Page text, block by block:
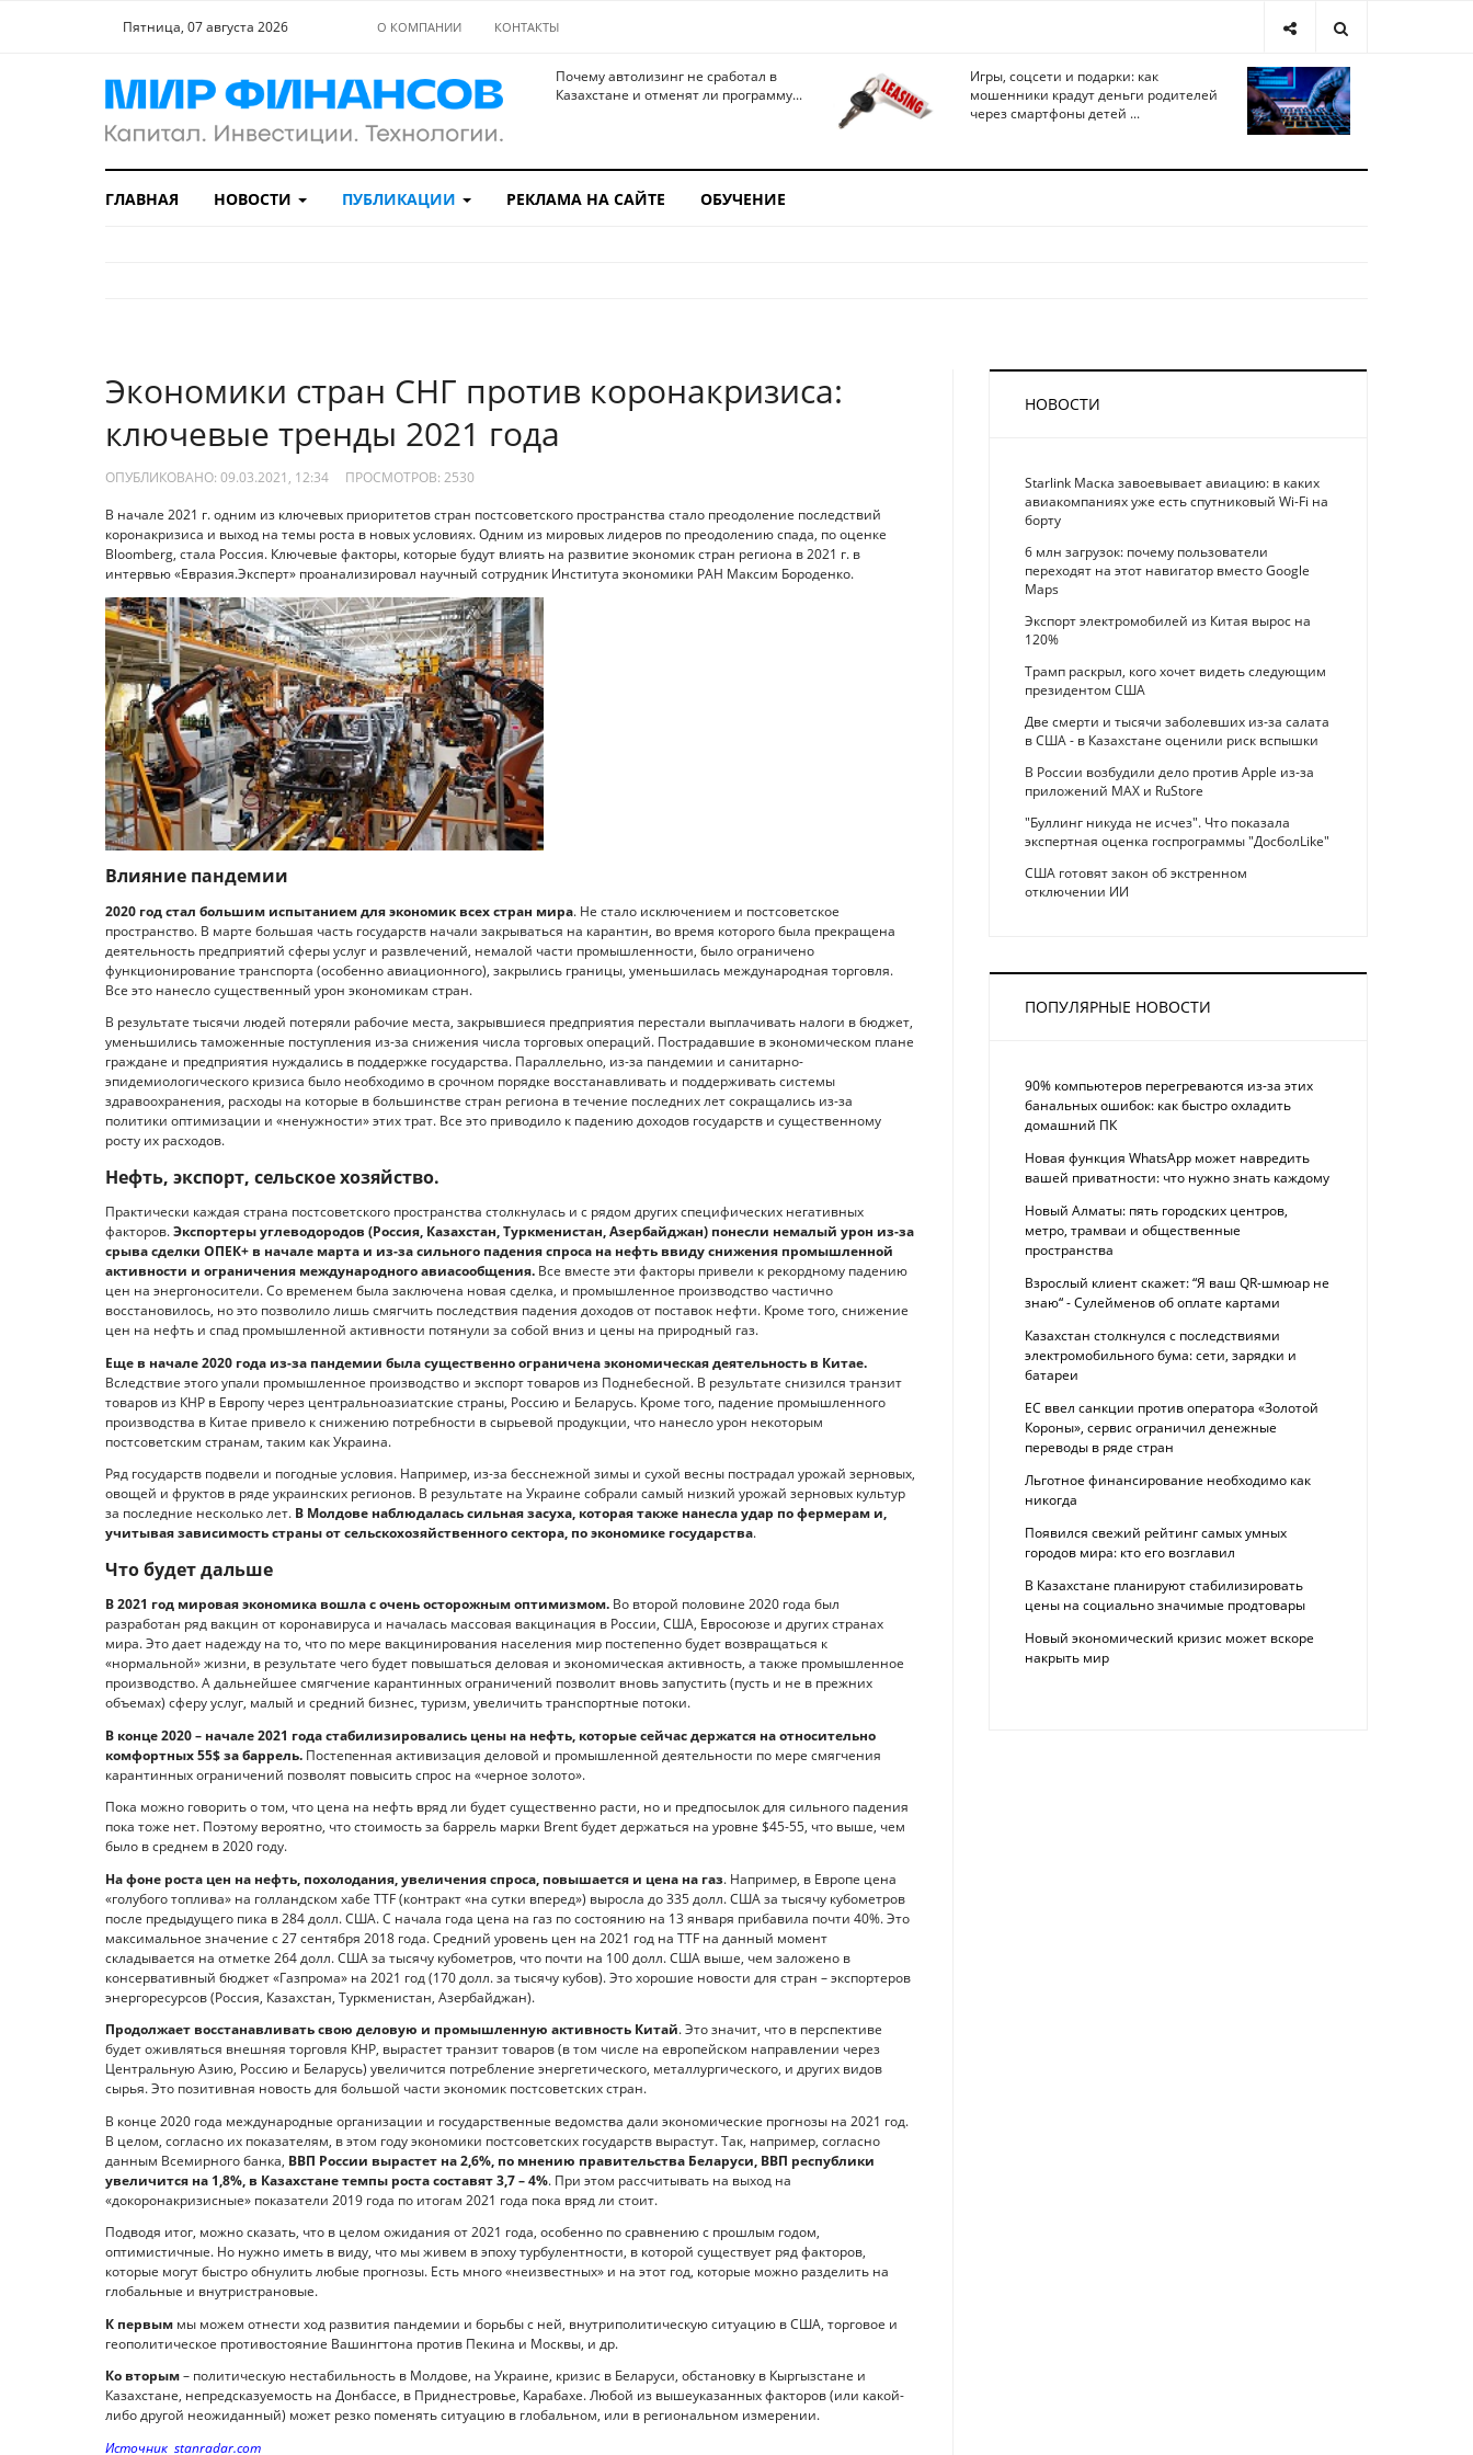
Пятница, 07 августа 2026 О КОМПАНИИ КОНТАКТЫ
Почему автолизинг не сработал в
Казахстане и отменят ли программу...
Игры, соцсети и подарки: как
мошенники крадут деньги родителей
через смартфоны детей ...
ГЛАВНАЯ НОВОСТИ ПУБЛИКАЦИИ РЕКЛАМА НА САЙТЕ ОБУЧЕНИЕ
Экономики стран СНГ против коронакризиса:
ключевые тренды 2021 года
ОПУБЛИКОВАНО: 09.03.2021, 12:34 ПРОСМОТРОВ: 2530
В начале 2021 г. одним из ключевых приоритетов стран постсоветского пространства стало преодоление последствий
коронакризиса и выход на темы роста в новых условиях. Одним из мировых лидеров по преодолению спада, по оценке
Bloomberg, стала Россия. Ключевые факторы, которые будут влиять на развитие экономик стран региона в 2021 г. в
интервью «Евразия.Эксперт» проанализировал научный сотрудник Института экономики РАН Максим Бороденко.
Влияние пандемии
2020 год стал большим испытанием для экономик всех стран мира. Не стало исключением и постсоветское
пространство. В марте большая часть государств начали закрываться на карантин, во время которого была прекращена
деятельность предприятий сферы услуг и развлечений, немалой части промышленности, было ограничено
функционирование транспорта (особенно авиационного), закрылись границы, уменьшилась международная торговля.
Все это нанесло существенный урон экономикам стран.
В результате тысячи людей потеряли рабочие места, закрывшиеся предприятия перестали выплачивать налоги в бюджет,
уменьшились таможенные поступления из-за снижения числа торговых операций. Пострадавшие в экономическом плане
граждане и предприятия нуждались в поддержке государства. Параллельно, из-за пандемии и санитарно-
эпидемиологического кризиса было необходимо в срочном порядке восстанавливать и поддерживать системы
здравоохранения, расходы на которые в большинстве стран региона в течение последних лет сокращались из-за
политики оптимизации и «ненужности» этих трат. Все это приводило к падению доходов государств и существенному
росту их расходов.
Нефть, экспорт, сельское хозяйство.
Практически каждая страна постсоветского пространства столкнулась и с рядом других специфических негативных
факторов.Экспортеры углеводородов (Россия, Казахстан, Туркменистан, Азербайджан) понесли немалый урон из-за
срыва сделки ОПЕК+ в начале марта и из-за сильного падения спроса на нефть ввиду снижения промышленной
активности и ограничения международного авиасообщения. Все вместе эти факторы привели к рекордному падению
цен на энергоносители. Со временем была заключена новая сделка, и промышленное производство частично
восстановилось, но это позволило лишь смягчить последствия падения доходов от поставок нефти. Кроме того, снижение
цен на нефть и спад промышленной активности потянули за собой вниз и цены на природный газ.
Еще в начале 2020 года из-за пандемии была существенно ограничена экономическая деятельность в Китае.
Вследствие этого упали промышленное производство и экспорт товаров из Поднебесной. В результате снизился транзит
товаров из КНР в Европу через центральноазиатские страны, Россию и Беларусь. Кроме того, падение промышленного
производства в Китае привело к снижению потребности в сырьевой продукции, что нанесло урон некоторым
постсоветским странам, таким как Украина.
Ряд государств подвели и погодные условия. Например, из-за бесснежной зимы и сухой весны пострадал урожай зерновых,
овощей и фруктов в ряде украинских регионов. В результате на Украине собрали самый низкий урожай зерновых культур
за последние несколько лет. В Молдове наблюдалась сильная засуха, которая также нанесла удар по фермерам и,
учитывая зависимость страны от сельскохозяйственного сектора, по экономике государства.
Что будет дальше
В 2021 год мировая экономика вошла с очень осторожным оптимизмом. Во второй половине 2020 года был
разработан ряд вакцин от коронавируса и началась массовая вакцинация в России, США, Евросоюзе и других странах
мира. Это дает надежду на то, что по мере вакцинирования населения мир постепенно будет возвращаться к
«нормальной» жизни, в результате чего будет повышаться деловая и экономическая активность, а также промышленное
производство. А дальнейшее смягчение карантинных ограничений позволит вновь запустить (пусть и не в прежних
объемах) сферу услуг, малый и средний бизнес, туризм, увеличить транспортные потоки.
В конце 2020 – начале 2021 года стабилизировались цены на нефть, которые сейчас держатся на относительно
комфортных 55$ за баррель. Постепенная активизация деловой и промышленной деятельности по мере смягчения
карантинных ограничений позволят повысить спрос на «черное золото».
Пока можно говорить о том, что цена на нефть вряд ли будет существенно расти, но и предпосылок для сильного падения
пока тоже нет. Поэтому вероятно, что стоимость за баррель марки Brent будет держаться на уровне $45-55, что выше, чем
было в среднем в 2020 году.
На фоне роста цен на нефть, похолодания, увеличения спроса, повышается и цена на газ. Например, в Европе цена
«голубого топлива» на голландском хабе TTF (контракт «на сутки вперед») выросла до 335 долл. США за тысячу кубометров
после предыдущего пика в 284 долл. США. С начала года цена на газ по состоянию на 13 января прибавила почти 40%. Это
максимальное значение с 27 сентября 2018 года. Средний уровень цен на 2021 год на TTF на данный момент
складывается на отметке 264 долл. США за тысячу кубометров, что почти на 100 долл. США выше, чем заложено в
консервативный бюджет «Газпрома» на 2021 год (170 долл. за тысячу кубов). Это хорошие новости для стран – экспортеров
энергоресурсов (Россия, Казахстан, Туркменистан, Азербайджан).
Продолжает восстанавливать свою деловую и промышленную активность Китай. Это значит, что в перспективе
будет оживляться внешняя торговля КНР, вырастет транзит товаров (в том числе на европейском направлении через
Центральную Азию, Россию и Беларусь) увеличится потребление энергетического, металлургического, и других видов
сырья. Это позитивная новость для большой части экономик постсоветских стран.
В конце 2020 года международные организации и государственные ведомства дали экономические прогнозы на 2021 год.
В целом, согласно их показателям, в этом году экономики постсоветских государств вырастут. Так, например, согласно
данным Всемирного банка, ВВП России вырастет на 2,6%, по мнению правительства Беларуси, ВВП республики
увеличится на 1,8%, в Казахстане темпы роста составят 3,7 – 4%. При этом рассчитывать на выход на
«докоронакризисные» показатели 2019 года по итогам 2021 года пока вряд ли стоит.
Подводя итог, можно сказать, что в целом ожидания от 2021 года, особенно по сравнению с прошлым годом,
оптимистичные. Но нужно иметь в виду, что мы живем в эпоху турбулентности, в которой существует ряд факторов,
которые могут быстро обнулить любые прогнозы. Есть много «неизвестных» и на этот год, которые можно разделить на
глобальные и внутристрановые.
К первым мы можем отнести ход развития пандемии и борьбы с ней, внутриполитическую ситуацию в США, торговое и
геополитическое противостояние Вашингтона против Пекина и Москвы, и др.
Ко вторым– политическую нестабильность в Молдове, на Украине, кризис в Беларуси, обстановку в Кыргызстане и
Казахстане, непредсказуемость на Донбассе, в Приднестровье, Карабахе. Любой из вышеуказанных факторов (или какой-
либо другой неожиданный) может резко поменять ситуацию в глобальном, или в региональном измерении.
Источник stanradar.com
НОВОСТИ
Starlink Маска завоевывает авиацию: в каких
авиакомпаниях уже есть спутниковый Wi-Fi на
борту
6 млн загрузок: почему пользователи
переходят на этот навигатор вместо Google
Maps
Экспорт электромобилей из Китая вырос на
120%
Трамп раскрыл, кого хочет видеть следующим
президентом США
Две смерти и тысячи заболевших из-за салата
в США - в Казахстане оценили риск вспышки
В России возбудили дело против Apple из-за
приложений MAX и RuStore
"Буллинг никуда не исчез". Что показала
экспертная оценка госпрограммы "ДосболLike"
США готовят закон об экстренном
отключении ИИ
ПОПУЛЯРНЫЕ НОВОСТИ
90% компьютеров перегреваются из-за этих
банальных ошибок: как быстро охладить
домашний ПК
Новая функция WhatsApp может навредить
вашей приватности: что нужно знать каждому
Новый Алматы: пять городских центров,
метро, трамваи и общественные
пространства
Взрослый клиент скажет: “Я ваш QR-шмюар не
знаю“ - Сулейменов об оплате картами
Казахстан столкнулся с последствиями
электромобильного бума: сети, зарядки и
батареи
ЕС ввел санкции против оператора «Золотой
Короны», сервис ограничил денежные
переводы в ряде стран
Льготное финансирование необходимо как
никогда
Появился свежий рейтинг самых умных
городов мира: кто его возглавил
В Казахстане планируют стабилизировать
цены на социально значимые продтовары
Новый экономический кризис может вскоре
накрыть мир